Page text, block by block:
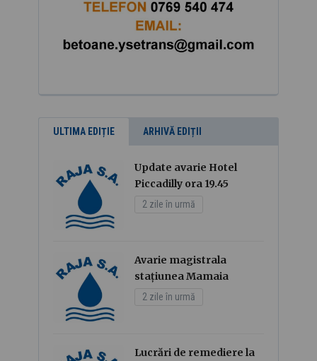
ULTIMA EDIȚIE ARHIVĂ EDIȚII
Update avarie Hotel
Piccadilly ora 19.45
2 zile în urmă
Avarie magistrala
stațiunea Mamaia
2 zile în urmă
Lucrări de remediere la